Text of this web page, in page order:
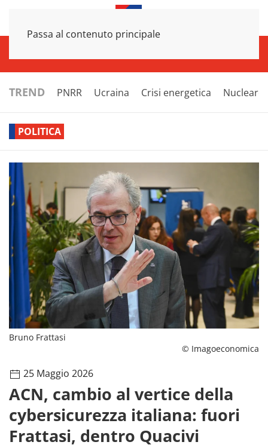
Passa al contenuto principale
TREND PNRR Ucraina Crisi energetica Nucleare
POLITICA
Bruno Frattasi
© Imagoeconomica
25 Maggio 2026
ACN, cambio al vertice della
cybersicurezza italiana: fuori
Frattasi, dentro Quacivi